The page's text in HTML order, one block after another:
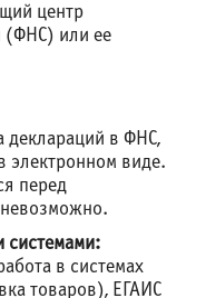
центр
(ФНС) или ее
деклараций в ФНС,
электронном виде.
перед
невозможно.
системами:
в системах
товаров), ЕГАИС